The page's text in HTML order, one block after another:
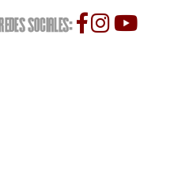
REDES SOCIALES: